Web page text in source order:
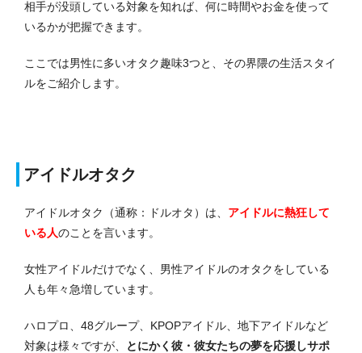
相手が没頭している対象を知れば、何に時間やお金を使って
いるかが把握できます。
ここでは男性に多いオタク趣味3つと、その界隈の生活スタイ
ルをご紹介します。
アイドルオタク
アイドルオタク（通称：ドルオタ）は、 アイドルに熱狂して
いる人のことを言います。
女性アイドルだけでなく、男性アイドルのオタクをしている
人も年々急増しています。
ハロプロ、48グループ、KPOPアイドル、地下アイドルなど
対象は様々ですが、
とにかく彼・彼女たちの夢を応援しサポ